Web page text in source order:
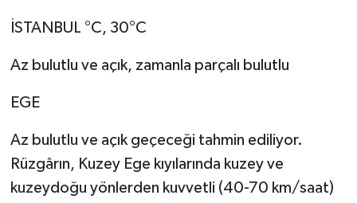
İSTANBUL °C, 30°C
Az bulutlu ve açık, zamanla parçalı bulutlu
EGE
Az bulutlu ve açık geçeceği tahmin ediliyor.
Rüzgârın, Kuzey Ege kıyılarında kuzey ve
kuzeydoğu yönlerden kuvvetli (40-70 km/saat)